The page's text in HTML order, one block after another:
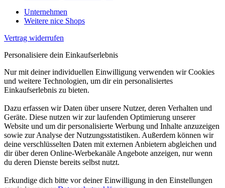
Unternehmen
Weitere nice Shops
Vertrag widerrufen
Personalisiere dein Einkaufserlebnis
Nur mit deiner individuellen Einwilligung verwenden wir Cookies
und weitere Technologien, um dir ein personalisiertes
Einkaufserlebnis zu bieten.
Dazu erfassen wir Daten über unsere Nutzer, deren Verhalten und
Geräte. Diese nutzen wir zur laufenden Optimierung unserer
Website und um dir personalisierte Werbung und Inhalte anzuzeigen
sowie zur Analyse der Nutzungsstatistiken. Außerdem können wir
deine verschlüsselten Daten mit externen Anbietern abgleichen und
dir über deren Online-Werbekanäle Angebote anzeigen, nur wenn
du deren Dienste bereits selbst nutzt.
Erkundige dich bitte vor deiner Einwilligung in den Einstellungen